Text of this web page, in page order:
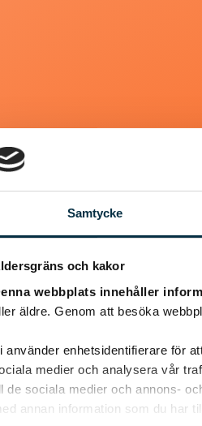
Samtycke
och kakor
webbplats innehåller
äldre. Genom att besöka
använder enhetsidentifierare för
medier och analysera vår
de sociala medier och annons-
annan information som du har
och